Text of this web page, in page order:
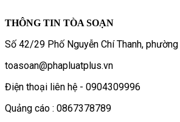
THÔNG TIN TÒA SOẠN
Số 42/29 Phố Nguyễn Chí Thanh, phường
toasoan@phapluatplus.vn
Điện thoại liên hệ - 0904309996
Quảng cáo : 0867378789